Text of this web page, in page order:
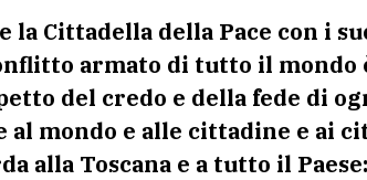
la Cittadella della Pace con i
armato di tutto il mondo
del credo e della fede di
mondo e alle cittadine e ai
alla Toscana e a tutto il